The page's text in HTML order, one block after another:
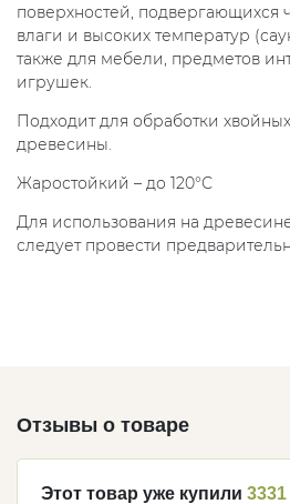
поверхностей, подвергающихся
влаги и высоких температур
также для мебели, предметов
игрушек.
Подходит для обработки
древесины.
Жаростойкий – до 120°С
Для использования на
следует провести
Отзывы о товаре
Этот товар уже купили 3331